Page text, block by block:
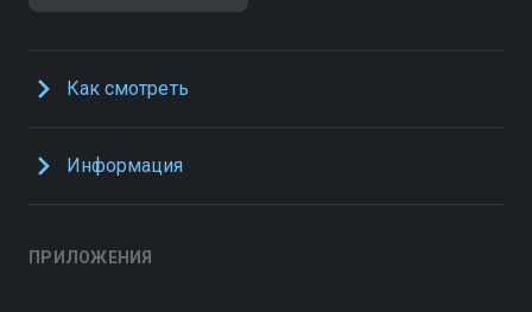
Как смотреть
Информация
ПРИЛОЖЕНИЯ